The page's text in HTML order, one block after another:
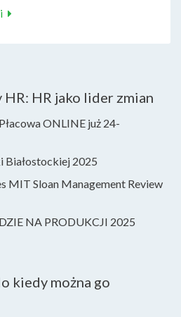
HR jako lider zmian
ONLINE już 24-
Białostockiej 2025
MIT Sloan Management Review
NA PRODUKCJI 2025
kiedy można go